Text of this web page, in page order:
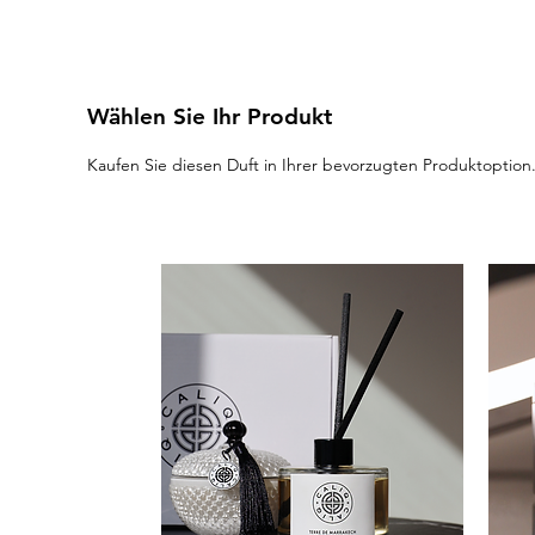
Wählen Sie Ihr Produkt
Kaufen Sie diesen Duft in Ihrer bevorzugten Produktoption.